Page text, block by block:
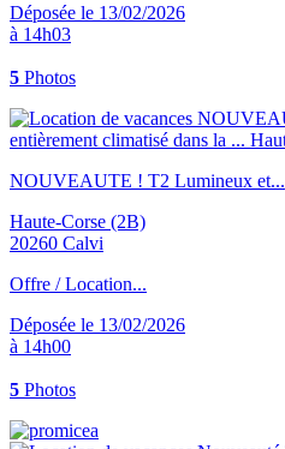
Déposée le 13/02/2026
à 14h03
5 Photos
NOUVEAUTE ! T2 Lumineux et...
Haute-Corse (2B)
20260 Calvi
Offre / Location...
Déposée le 13/02/2026
à 14h00
5 Photos